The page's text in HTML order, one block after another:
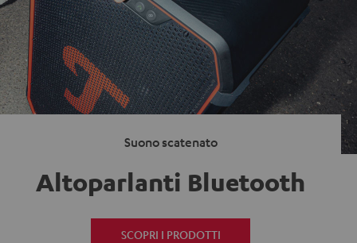
Suono scatenato
Altoparlanti Bluetooth
SCOPRI I PRODOTTI